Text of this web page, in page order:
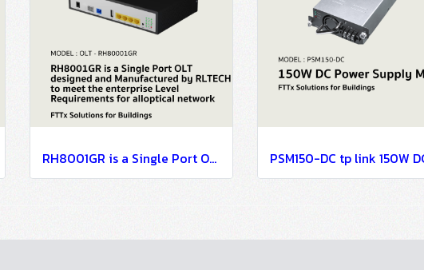
RH8001GR is a Single Port OLT designed FTTx Solutions for Buildings